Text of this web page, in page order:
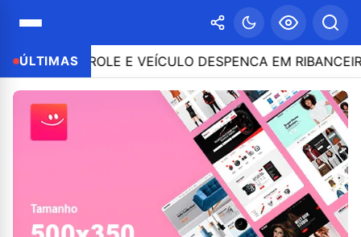
ÚLTIMASE VEÍCULO DESPENCA EM RIBANCEIRA